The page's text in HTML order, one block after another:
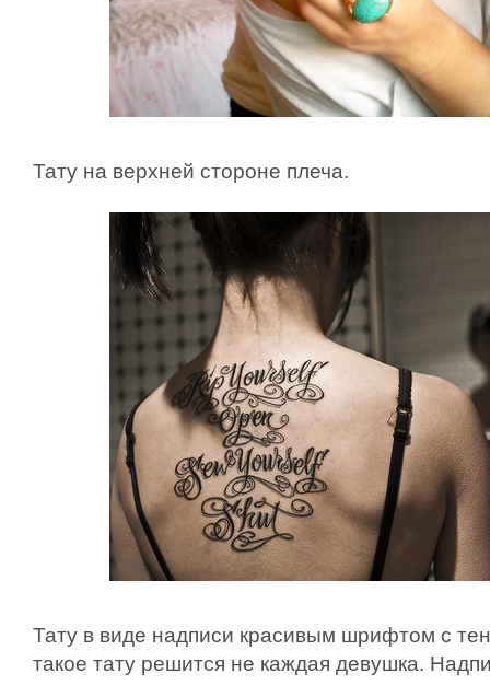
Тату на верхней стороне плеча.
Тату в виде надписи красивым шрифтом с
такое тату решится не каждая девушка.